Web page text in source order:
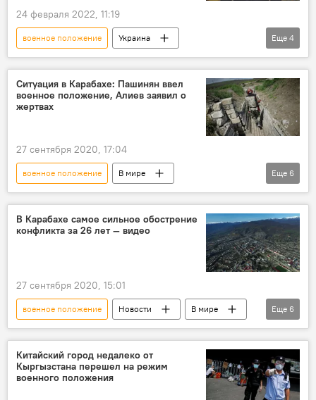
24 февраля 2022, 11:19
военное положение
Украина
Владимир Зеленский
Россия
удар
Спецоперация России по защите Донбасса
Еще 4
Ситуация в Карабахе: Пашинян ввел
военное положение, Алиев заявил о
жертвах
27 сентября 2020, 17:04
военное положение
В мире
Происшествия
Новости
Азербайджан
Армения
Нагорный Карабах
Еще 6
В Карабахе самое сильное обострение
конфликта за 26 лет — видео
27 сентября 2020, 15:01
военное положение Новости
В мире
Армения
Азербайджан
Нагорный Карабах
конфликт
Происшествия
Еще 6
Китайский город недалеко от
Кыргызстана перешел на режим
военного положения